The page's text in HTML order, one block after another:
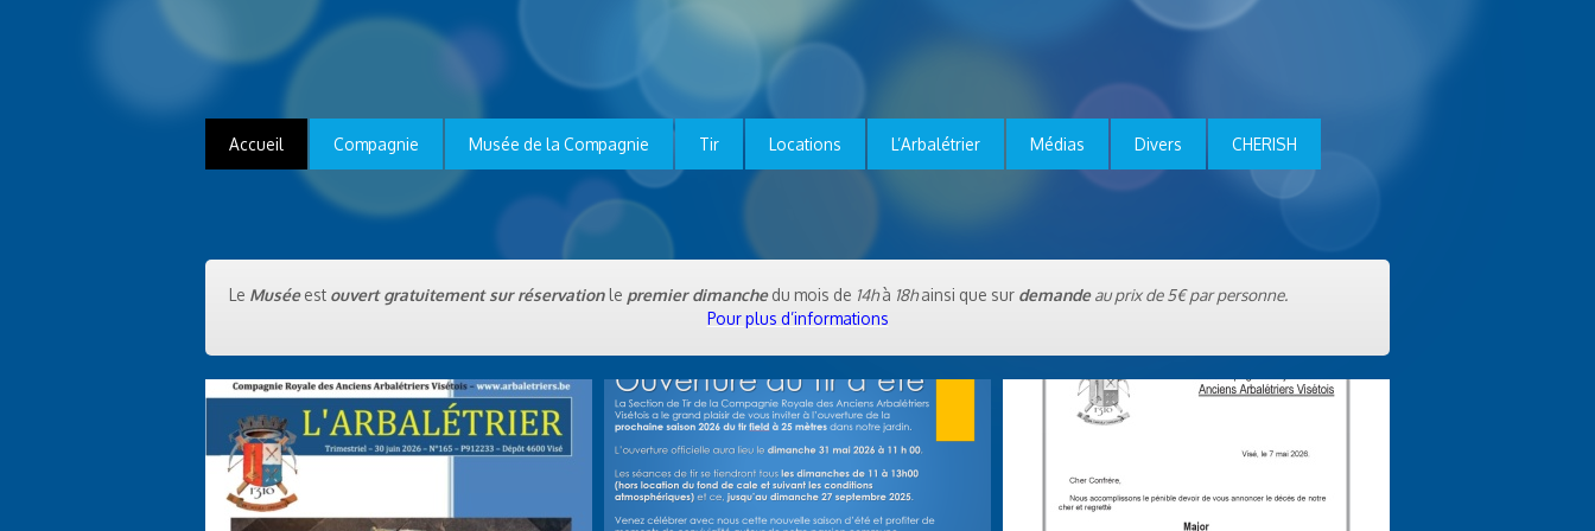
Accueil Compagnie Musée de la Compagnie Tir Locations L’Arbalétrier Médias Divers CHERISH
Le Muséeest ouvertgratuitementsur réservation le premier dimanchedu mois de 14hà 18hainsi que sur demandeau prix de 5€ par personne.
Pour plus d’informations
L’Arbalétrier – Juin 2026 – 165
L’Arbalétrier – Juin 2026 – 165
Ouverture du Tir d’Ete 2026
Ouverture du Tir d’Ete 2026